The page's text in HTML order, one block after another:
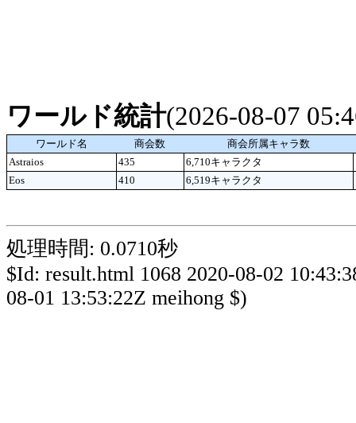
ワールド統計(2026-08-07
ワールド名 商会数
商会所属キャラ数
Astraios
435 6,710キャラクタ
Eos
410 6,519キャラクタ
処理時間: 0.0710秒
$Id: result.html 1068 2020-08-02
08-01 13:53:22Z meihong $)